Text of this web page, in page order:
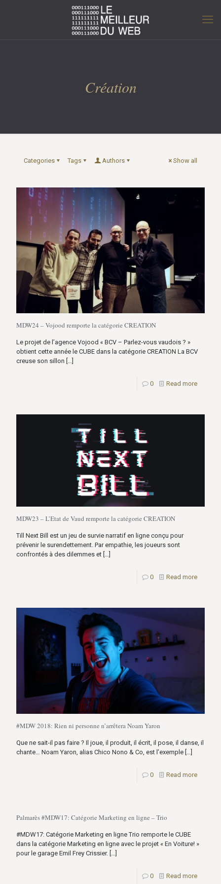
Création
Categories Tags Authors Show all
MDW24 – Vojood remporte la catégorie CREATION
Le projet de l’agence Vojood « BCV – Parlez-vous vaudois ? »
obtient cette année le CUBE dans la catégorie CREATION La BCV
creuse son sillon […]
0 Read more
MDW23 – L’Etat de Vaud remporte la catégorie CREATION
Till Next Bill est un jeu de survie narratif en ligne conçu pour
prévenir le surendettement. Par empathie, les joueurs sont
confrontés à des dilemmes et […]
0 Read more
#MDW 2018: Rien ni personne n’arrêtera Noam Yaron
Que ne sait-il pas faire ? Il joue, il produit, il écrit, il pose, il danse, il
chante… Noam Yaron, alias Chico Nono & Co, est l’exemple […]
0 Read more
Palmarès #MDW17: Catégorie Marketing en ligne – Trio
#MDW17: Catégorie Marketing en ligne Trio remporte le CUBE
dans la catégorie Marketing en ligne avec le projet « En Voiture! »
pour le garage Emil Frey Crissier. […]
0 Read more